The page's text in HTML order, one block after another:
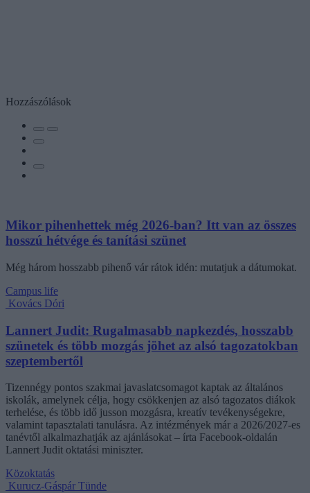
Hozzászólások
Mikor pihenhettek még 2026-ban? Itt van az összes
hosszú hétvége és tanítási szünet
Még három hosszabb pihenő vár rátok idén: mutatjuk a dátumokat.
Campus life
Kovács Dóri
Lannert Judit: Rugalmasabb napkezdés, hosszabb
szünetek és több mozgás jöhet az alsó tagozatokban
szeptembertől
Tizennégy pontos szakmai javaslatcsomagot kaptak az általános
iskolák, amelynek célja, hogy csökkenjen az alsó tagozatos diákok
terhelése, és több idő jusson mozgásra, kreatív tevékenységekre,
valamint tapasztalati tanulásra. Az intézmények már a 2026/2027-es
tanévtől alkalmazhatják az ajánlásokat – írta Facebook-oldalán
Lannert Judit oktatási miniszter.
Közoktatás
Kurucz-Gáspár Tünde